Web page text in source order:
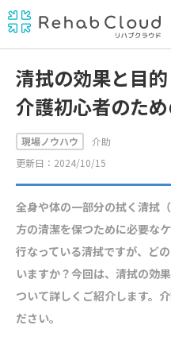
清拭の効果と目
介護初心者のた
現場ノウハウ
介助
更新日：2024/10/15
全身や体の一部分の拭く清拭
方の清潔を保つために必要な
行なっている清拭ですが、ど
いますか？今回は、清拭の効
ついて詳しくご紹介します。
ださい。